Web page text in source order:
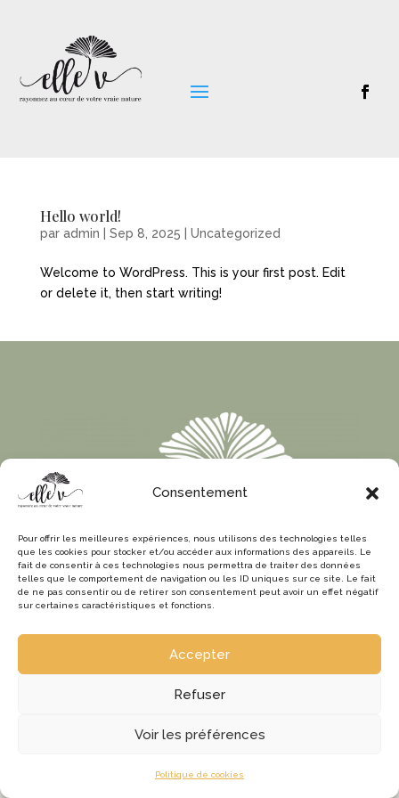
Consentement
Pour offrir les meilleures expériences, nous utilisons des technologies telles
que les cookies pour stocker et/ou accéder aux informations des appareils. Le
fait de consentir à ces technologies nous permettra de traiter des données
telles que le comportement de navigation ou les ID uniques sur ce site. Le fait
de ne pas consentir ou de retirer son consentement peut avoir un effet négatif
sur certaines caractéristiques et fonctions.
Accepter
Refuser
Voir les préférences
Politique de cookies
Hello world!
par admin Sep 8, 2025 Uncategorized
Welcome to WordPress. This is your first post. Edit
or delete it, then start writing!